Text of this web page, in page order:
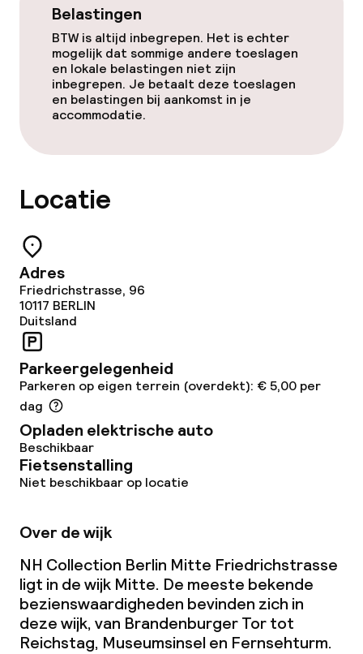
Ontbijtbuffet
Lunchbuffet
Lunch à la carte
Diner à la carte
Roomservice
Dieetopties
Vegetarische opties
Faciliteiten en diensten voor kinderen
Babysitservice
Schoonmaakvoorzieningen
Wasservice
Zakelijke faciliteiten
Belastingen
BTW is altijd inbegrepen. Het is echter
mogelijk dat sommige andere toeslagen
en lokale belastingen niet zijn
inbegrepen. Je betaalt deze toeslagen
en belastingen bij aankomst in je
accommodatie.
Locatie
Adres
Friedrichstrasse, 96
10117 BERLIN
Duitsland
Parkeergelegenheid
Parkeren op eigen terrein (overdekt): € 5,00 per
dag
Opladen elektrische auto
Beschikbaar
Fietsenstalling
Niet beschikbaar op locatie
Over de wijk
NH Collection Berlin Mitte Friedrichstrasse
ligt in de wijk Mitte. De meeste bekende
bezienswaardigheden bevinden zich in
deze wijk, van Brandenburger Tor tot
Reichstag, Museumsinsel en Fernsehturm.